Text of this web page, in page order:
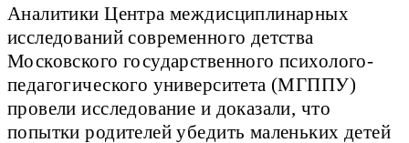
Аналитики Центра междисциплинарных
исследований современного детства
Московского государственного психолого-
педагогического университета (МГППУ)
провели исследование и доказали, что
попытки родителей убедить маленьких детей